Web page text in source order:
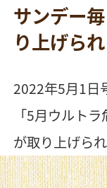
サンデー
り上げられ
2022年5月1日
「5月ウルト
が取り上げられ